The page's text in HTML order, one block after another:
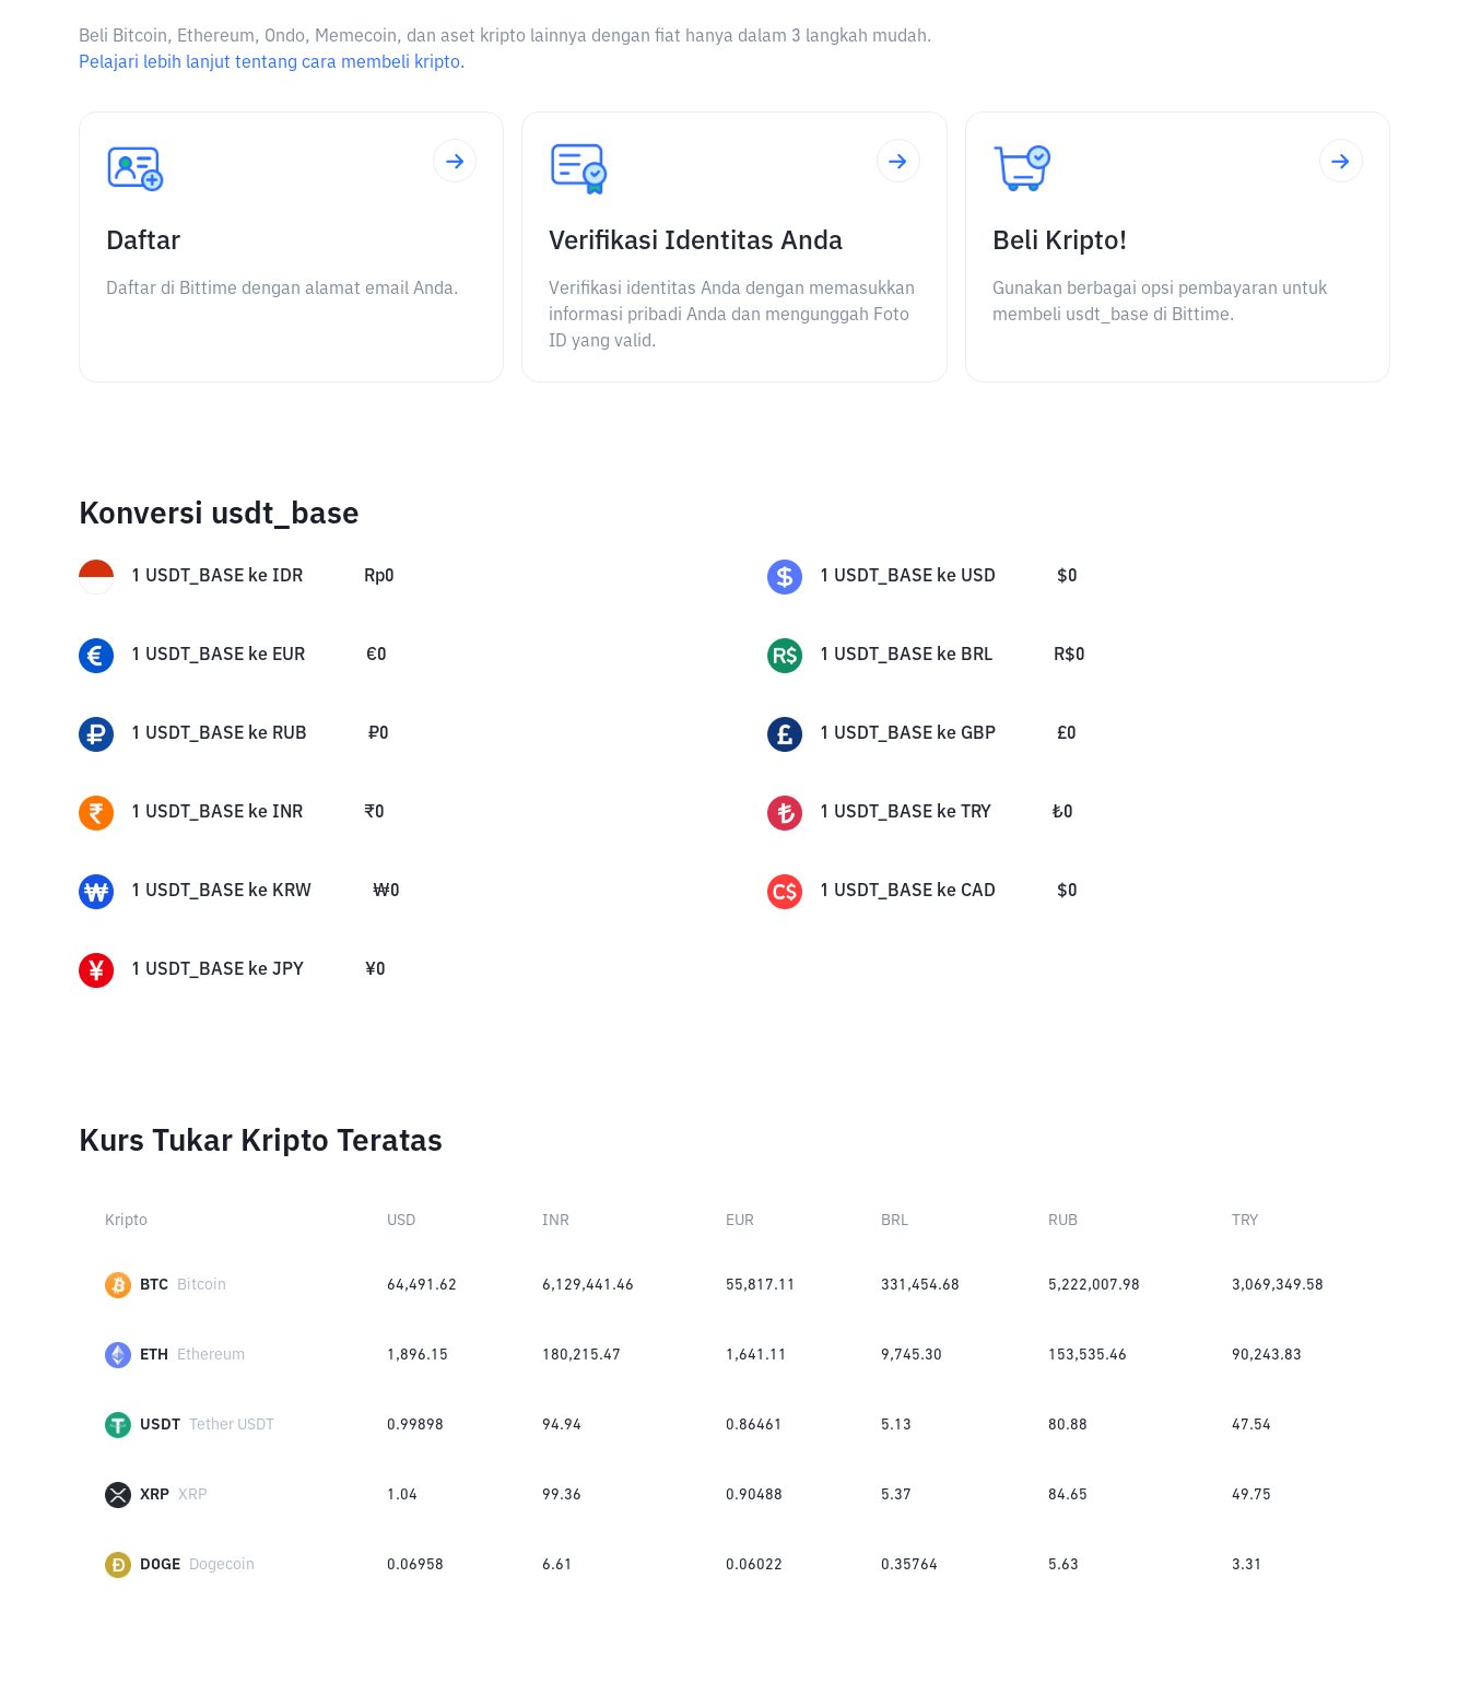
Beli Bitcoin, Ethereum, Ondo, Memecoin, dan aset kripto lainnya dengan fiat hanya dalam 3 langkah mudah.
Pelajari lebih lanjut tentang cara membeli kripto.
Daftar
Daftar di Bittime dengan alamat email Anda.
Verifikasi Identitas Anda
Verifikasi identitas Anda dengan memasukkan
informasi pribadi Anda dan mengunggah Foto
ID yang valid.
Beli Kripto!
Gunakan berbagai opsi pembayaran untuk
membeli usdt_base di Bittime.
Konversi usdt_base
1 USDT_BASE ke IDR Rp0 1 USDT_BASE ke USD $0
1 USDT_BASE ke EUR €0 1 USDT_BASE ke BRL R$0
1 USDT_BASE ke RUB ₽0 1 USDT_BASE ke GBP £0
1 USDT_BASE ke INR ₹0 1 USDT_BASE ke TRY ₺0
1 USDT_BASE ke KRW ₩0 1 USDT_BASE ke CAD $0
1 USDT_BASE ke JPY ¥0
Kurs Tukar Kripto Teratas
Kripto USD INR EUR BRL RUB TRY
BTC Bitcoin 64,491.62 6,129,441.46 55,817.11 331,454.68 5,222,007.98 3,069,349.58
ETH Ethereum 1,896.15 180,215.47 1,641.11 9,745.30 153,535.46 90,243.83
USDT Tether USDT 0.99898 94.94 0.86461 5.13 80.88 47.54
XRP XRP 1.04 99.36 0.90488 5.37 84.65 49.75
DOGE Dogecoin 0.06958 6.61 0.06022 0.35764 5.63 3.31